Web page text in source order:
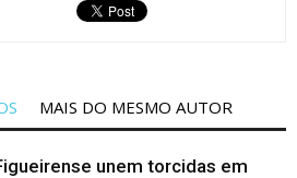
MAIS DO MESMO AUTOR
unem torcidas em